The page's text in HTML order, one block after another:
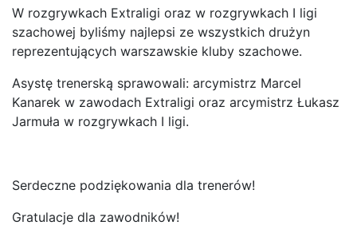
W rozgrywkach Extraligi oraz w rozgrywkach I ligi
szachowej byliśmy najlepsi ze wszystkich drużyn
reprezentujących warszawskie kluby szachowe.
Asystę trenerską sprawowali: arcymistrz Marcel
Kanarek w zawodach Extraligi oraz arcymistrz Łukasz
Jarmuła w rozgrywkach I ligi.
Serdeczne podziękowania dla trenerów!
Gratulacje dla zawodników!